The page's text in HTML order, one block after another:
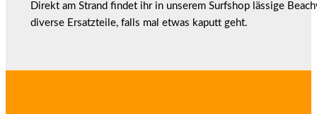
Direkt am Strand findet ihr in unserem Surfshop lässige
diverse Ersatzteile, falls mal etwas kaputt geht.